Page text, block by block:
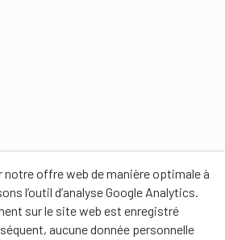
offre web de manière optimale à
l’outil d’analyse Google Analytics.
sur le site web est enregistré
aucune donnée personnelle